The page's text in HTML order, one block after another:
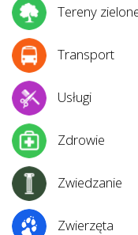
Tereny
Transport
Usługi
Zdrowie
Zwiedzanie
Zwierzęta